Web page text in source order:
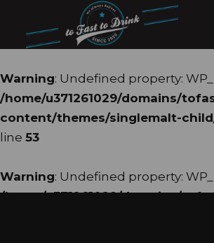
Warning: Undefined property:
/home/u371261029/domains/
content/themes/singlemalt-
line 53
Warning: Undefined property:
/home/u371261029/domains/